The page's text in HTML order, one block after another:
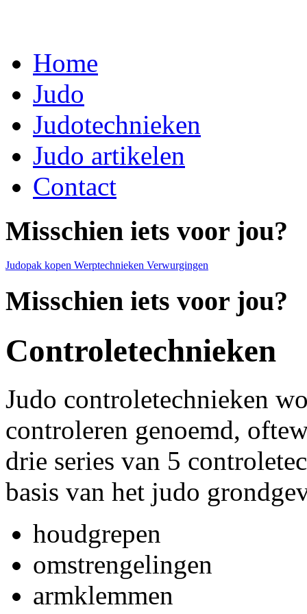
Home
Judo
Judotechnieken
Judo artikelen
Contact
Misschien iets voor jou?
Judopak kopen Werptechnieken Verwurgingen
Misschien iets voor jou?
Controletechnieken
Judo controletechnieken
controleren genoemd,
drie series van 5
basis van het judo
houdgrepen
omstrengelingen
armklemmen